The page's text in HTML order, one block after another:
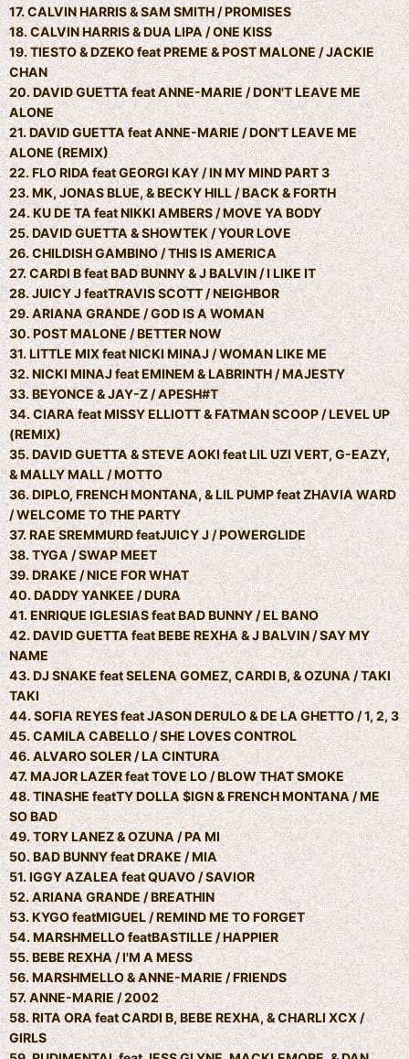
17. CALVIN HARRIS & SAM SMITH / PROMISES
18. CALVIN HARRIS & DUA LIPA / ONE KISS
19. TIESTO & DZEKO feat PREME & POST MALONE / JACKIE
CHAN
20. DAVID GUETTA feat ANNE-MARIE / DON'T LEAVE ME
ALONE
21. DAVID GUETTA feat ANNE-MARIE / DON'T LEAVE ME
ALONE (REMIX)
22. FLO RIDA feat GEORGI KAY / IN MY MIND PART 3
23. MK, JONAS BLUE, & BECKY HILL / BACK & FORTH
24. KU DE TA feat NIKKI AMBERS / MOVE YA BODY
25. DAVID GUETTA & SHOWTEK / YOUR LOVE
26. CHILDISH GAMBINO / THIS IS AMERICA
27. CARDI B feat BAD BUNNY & J BALVIN / I LIKE IT
28. JUICY J featTRAVIS SCOTT / NEIGHBOR
29. ARIANA GRANDE / GOD IS A WOMAN
30. POST MALONE / BETTER NOW
31. LITTLE MIX feat NICKI MINAJ / WOMAN LIKE ME
32. NICKI MINAJ feat EMINEM & LABRINTH / MAJESTY
33. BEYONCE & JAY-Z / APESH#T
34. CIARA feat MISSY ELLIOTT & FATMAN SCOOP / LEVEL UP
(REMIX)
35. DAVID GUETTA & STEVE AOKI feat LIL UZI VERT, G-EAZY,
& MALLY MALL / MOTTO
36. DIPLO, FRENCH MONTANA, & LIL PUMP feat ZHAVIA WARD
/ WELCOME TO THE PARTY
37. RAE SREMMURD featJUICY J / POWERGLIDE
38. TYGA / SWAP MEET
39. DRAKE / NICE FOR WHAT
40. DADDY YANKEE / DURA
41. ENRIQUE IGLESIAS feat BAD BUNNY / EL BANO
42. DAVID GUETTA feat BEBE REXHA & J BALVIN / SAY MY
NAME
43. DJ SNAKE feat SELENA GOMEZ, CARDI B, & OZUNA / TAKI
TAKI
44. SOFIA REYES feat JASON DERULO & DE LA GHETTO / 1, 2, 3
45. CAMILA CABELLO / SHE LOVES CONTROL
46. ALVARO SOLER / LA CINTURA
47. MAJOR LAZER feat TOVE LO / BLOW THAT SMOKE
48. TINASHE featTY DOLLA $IGN & FRENCH MONTANA / ME
SO BAD
49. TORY LANEZ & OZUNA / PA MI
50. BAD BUNNY feat DRAKE / MIA
51. IGGY AZALEA feat QUAVO / SAVIOR
52. ARIANA GRANDE / BREATHIN
53. KYGO featMIGUEL / REMIND ME TO FORGET
54. MARSHMELLO featBASTILLE / HAPPIER
55. BEBE REXHA / I'M A MESS
56. MARSHMELLO & ANNE-MARIE / FRIENDS
57. ANNE-MARIE / 2002
58. RITA ORA feat CARDI B, BEBE REXHA, & CHARLI XCX /
GIRLS